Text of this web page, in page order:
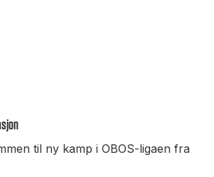
til ny kamp i OBOS-ligaen fra